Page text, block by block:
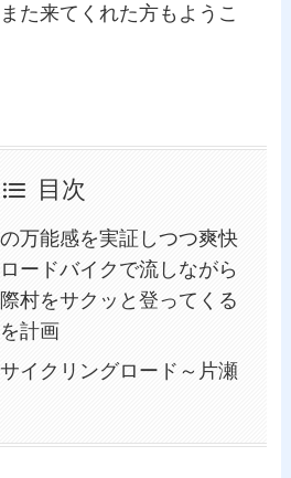
た来てくれた方もようこ
目次
万能感を実証しつつ爽快
ードバイクで流しながら
村をサクッと登ってくる
計画
イクリングロード～片瀬